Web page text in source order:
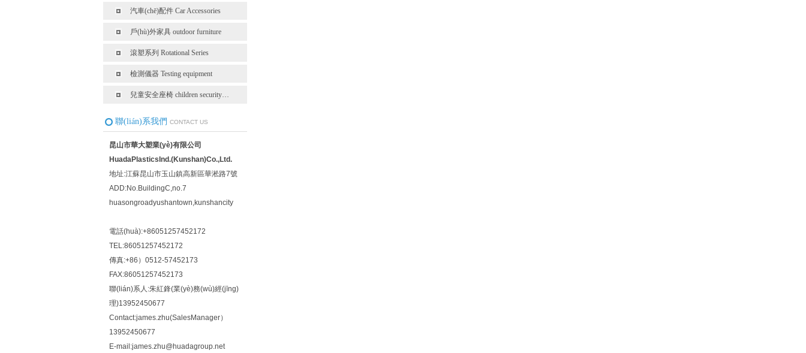
汽車(chē)配件 Car Accessories
戶(hù)外家具 outdoor furniture
滾塑系列 Rotational Series
檢測儀器 Testing equipment
兒童安全座椅 children security…
聯(lián)系我們 CONTACT US
昆山市華大塑業(yè)有限公司
HuadaPlasticsInd.(Kunshan)Co.,Ltd.
地址:江蘇昆山市玉山鎮高新區華淞路7號
ADD:No.BuildingC,no.7
huasongroadyushantown,kunshancity
電話(huà):+86051257452172
TEL:86051257452172
傳真:+86）0512-57452173
FAX:86051257452173
聯(lián)系人:朱紅鋒(業(yè)務(wù)經(jīng)
理)13952450677
Contact:james.zhu(SalesManager）
13952450677
E-mail:james.zhu@huadagroup.net